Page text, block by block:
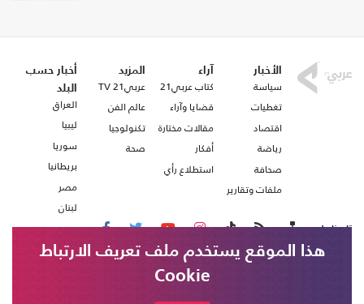
الأخبار
سياسة
تغطيات
اقتصاد
رياضة
صحافة
ملفات وتقارير
آراء
كتاب عربي21
قضايا وآراء
مقالات مختارة
أفكار
استطلاع رأي
المزيد
عربي21 TV
عالم الفن
تكنولوجيا
صحة
أخبار حسب
البلد
العراق
ليبيا
سوريا
بريطانيا
مصر
لبنان
تابعنا على
هذا الموقع يستخدم ملف تعريف الارتباط
Cookie